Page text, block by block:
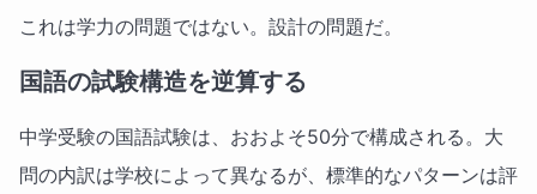
これは学力の問題ではない。設計の問題だ。
国語の試験構造を逆算する
中学受験の国語試験は、おおよそ50分で構成される。大
問の内訳は学校によって異なるが、標準的なパターンは評